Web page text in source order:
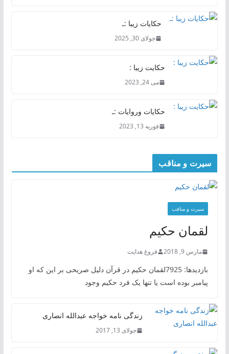
حکایات زیبا :ـ
جولای 30, 2025
حکایت زیبا :
می 24, 2023
حکایات وروایات :ـ
فوریه 13, 2023
سیرت و مناقب
سیرت و منافب
لقمان حکیم
مارس 9, 2018 فروغ هدایت
بازدیدها: 7925لقمان حکیم در قرآن دلیل صریحی بر این که او
پیامبر بوده است یا تنها یک فرد حکیم وجود
زندگی نامه خواجه عبدالله انصاری
جولای 13, 2017